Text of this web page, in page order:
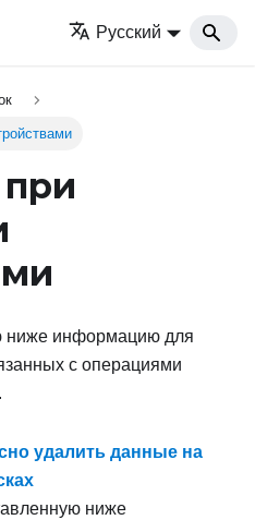
Русский
ниже информацию для
с операциями
удалить данные на
ниже